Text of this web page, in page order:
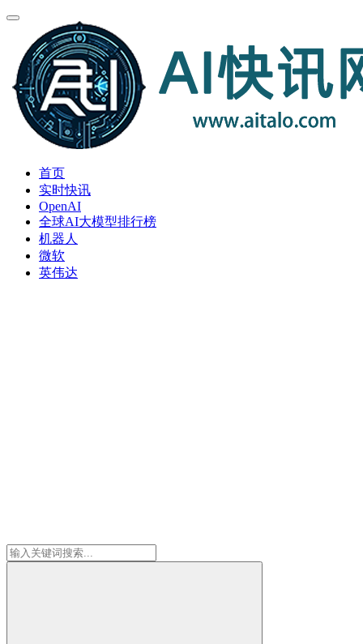
首页
实时快讯
OpenAI
全球AI大模型排行榜
机器人
微软
英伟达